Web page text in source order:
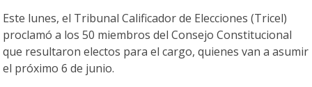
Este lunes, el Tribunal Calificador de Elecciones (Tricel)
proclamó a los 50 miembros del Consejo Constitucional
que resultaron electos para el cargo, quienes van a asumir
el próximo 6 de junio.